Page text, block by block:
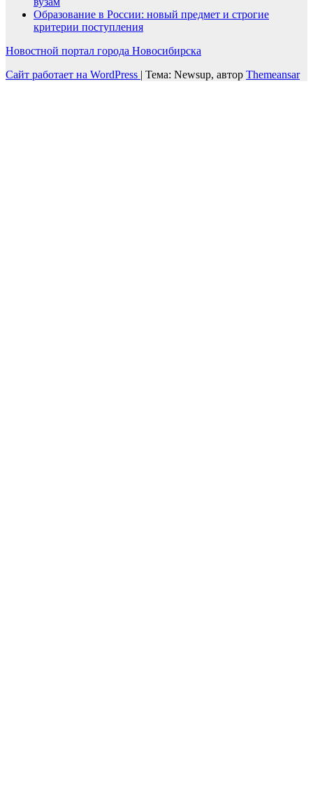
Образование в России: новый предмет и строгие
критерии поступления
Новостной портал города Новосибирска
Сайт работает на WordPress | Тема: Newsup, автор Themeansar